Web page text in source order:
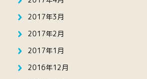
2017年3月
2017年2月
2017年1月
2016年12月